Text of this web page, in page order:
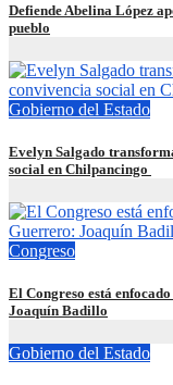
Defiende Abelina López
pueblo
Gobierno del Estado
Evelyn Salgado
social en Chilpancingo
Congreso
El Congreso está
Joaquín Badillo
Gobierno del Estado